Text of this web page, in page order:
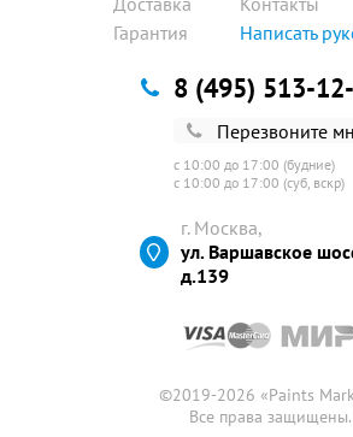
Гарантия
Написать
8 (495) 513-
Перезвоните
с 10:00 до 17:00 (будние)
с 10:00 до 17:00 (суб, вскр)
г. Москва,
ул. Варшавское
д.139
©2019-2026 «Paints
Все права защищены.